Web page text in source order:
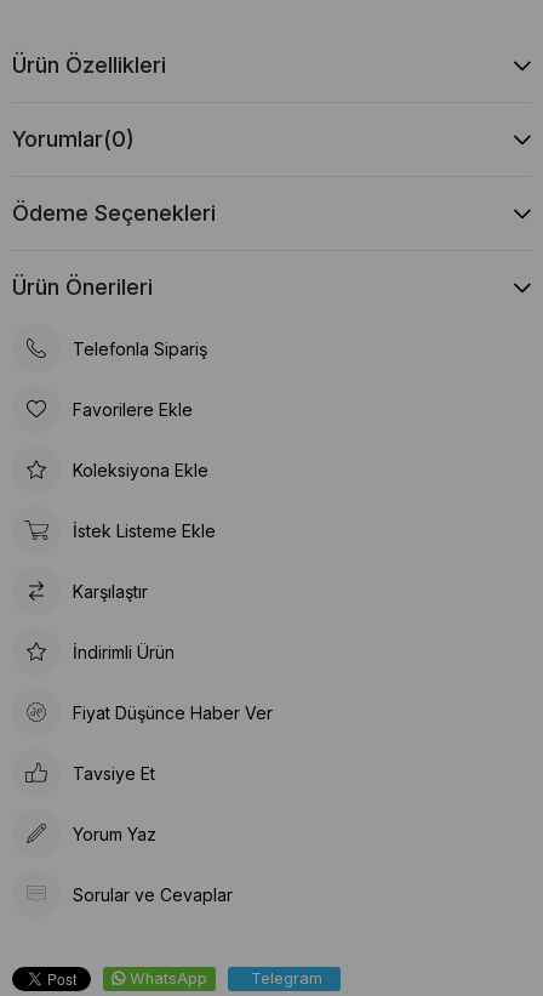
Ürün Özellikleri
Yorumlar(0)
Ödeme Seçenekleri
Ürün Önerileri
Telefonla Sipariş
Favorilere Ekle
Koleksiyona Ekle
İstek Listeme Ekle
Karşılaştır
İndirimli Ürün
Fiyat Düşünce Haber Ver
Tavsiye Et
Yorum Yaz
Sorular ve Cevaplar
WhatsApp Telegram